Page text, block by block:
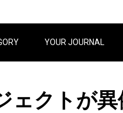
YOUR JOURNAL
ェクトが